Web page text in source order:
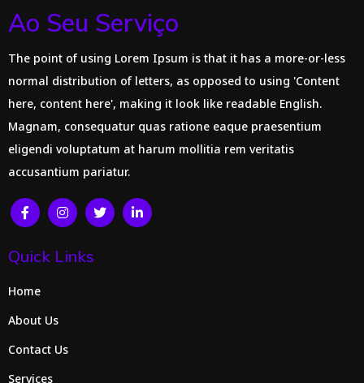
Ao Seu Serviço
The point of using Lorem Ipsum is that it has a more-or-less
normal distribution of letters, as opposed to using 'Content
here, content here', making it look like readable English.
Magnam, consequatur quas ratione eaque praesentium
eligendi voluptatum at harum mollitia rem veritatis
accusantium pariatur.
Quick Links
Home
About Us
Contact Us
Services